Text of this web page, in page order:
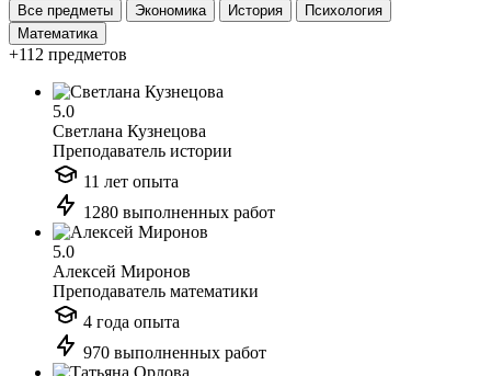
Все предметы Экономика История
Психология
Математика
+112 предметов
5.0
Светлана Кузнецова
Преподаватель истории
11 лет опыта
1280 выполненных работ
5.0
Алексей Миронов
Преподаватель математики
4 года опыта
970 выполненных работ